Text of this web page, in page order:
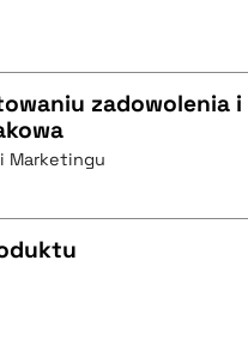
zadowolenia i
Marketingu